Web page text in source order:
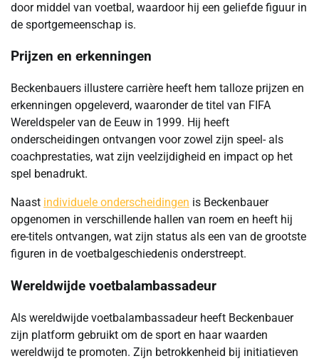
door middel van voetbal, waardoor hij een geliefde figuur in
de sportgemeenschap is.
Prijzen en erkenningen
Beckenbauers illustere carrière heeft hem talloze prijzen en
erkenningen opgeleverd, waaronder de titel van FIFA
Wereldspeler van de Eeuw in 1999. Hij heeft
onderscheidingen ontvangen voor zowel zijn speel- als
coachprestaties, wat zijn veelzijdigheid en impact op het
spel benadrukt.
Naast individuele onderscheidingen is Beckenbauer
opgenomen in verschillende hallen van roem en heeft hij
ere-titels ontvangen, wat zijn status als een van de grootste
figuren in de voetbalgeschiedenis onderstreept.
Wereldwijde voetbalambassadeur
Als wereldwijde voetbalambassadeur heeft Beckenbauer
zijn platform gebruikt om de sport en haar waarden
wereldwijd te promoten. Zijn betrokkenheid bij initiatieven